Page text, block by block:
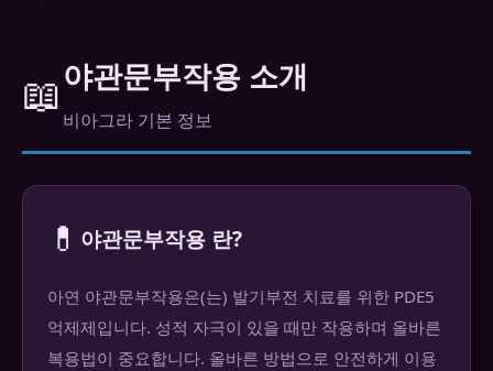
📖야관문부작용 소개
비아그라 기본 정보
💊 야관문부작용 란?
아연 야관문부작용은(는) 발기부전 치료를 위한 PDE5
억제제입니다. 성적 자극이 있을 때만 작용하며 올바른
복용법이 중요합니다. 올바른 방법으로 안전하게 이용